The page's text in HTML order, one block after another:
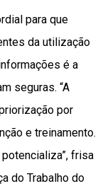
para que
da utilização
é a
seguras. “A
por
e treinamento.
frisa
do Trabalho do